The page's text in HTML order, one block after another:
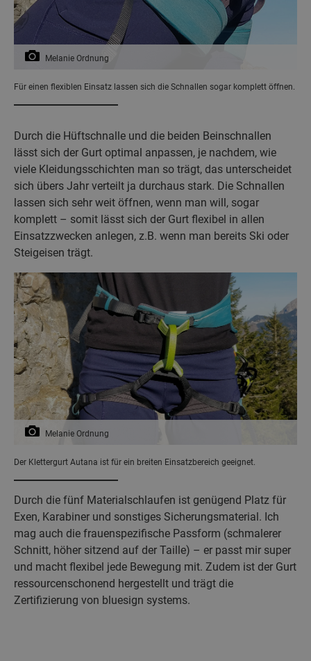
Melanie Ordnung
Für einen flexiblen Einsatz lassen sich die Schnallen sogar komplett öffnen.
Durch die Hüftschnalle und die beiden Beinschnallen
lässt sich der Gurt optimal anpassen, je nachdem, wie
viele Kleidungsschichten man so trägt, das unterscheidet
sich übers Jahr verteilt ja durchaus stark. Die Schnallen
lassen sich sehr weit öffnen, wenn man will, sogar
komplett – somit lässt sich der Gurt flexibel in allen
Einsatzzwecken anlegen, z.B. wenn man bereits Ski oder
Steigeisen trägt.
Melanie Ordnung
Der Klettergurt Autana ist für ein breiten Einsatzbereich geeignet.
Durch die fünf Materialschlaufen ist genügend Platz für
Exen, Karabiner und sonstiges Sicherungsmaterial. Ich
mag auch die frauenspezifische Passform (schmalerer
Schnitt, höher sitzend auf der Taille) – er passt mir super
und macht flexibel jede Bewegung mit. Zudem ist der Gurt
ressourcenschonend hergestellt und trägt die
Zertifizierung von bluesign systems.